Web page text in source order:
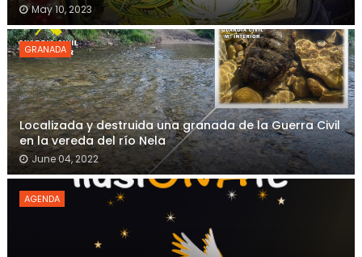
May 10, 2023
GRANADA
Localizada y destruida una granada de la Guerra Civil
en la vereda del río Nela
June 04, 2022
AGENDA